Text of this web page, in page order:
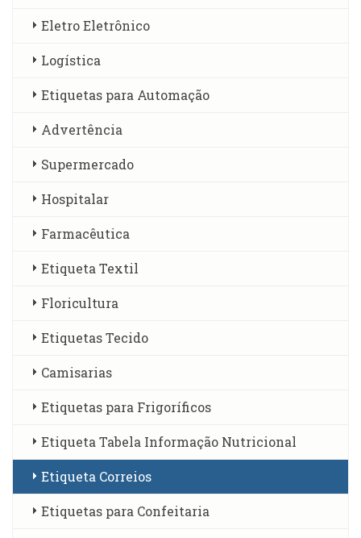
Eletro Eletrônico
Logística
Etiquetas para Automação
Advertência
Supermercado
Hospitalar
Farmacêutica
Etiqueta Textil
Floricultura
Etiquetas Tecido
Camisarias
Etiquetas para Frigoríficos
Etiqueta Tabela Informação Nutricional
Etiqueta Correios
Etiquetas para Confeitaria